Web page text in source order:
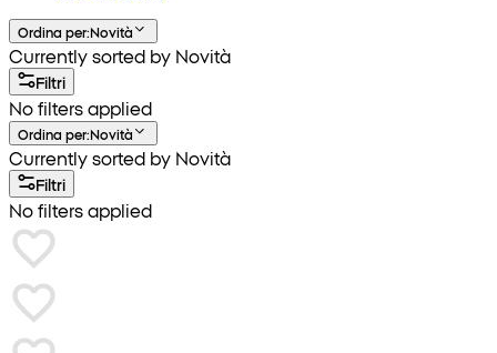
Ordina per:Novità
Currently sorted by Novità
Filtri
No filters applied
Ordina per:Novità
Currently sorted by Novità
Filtri
No filters applied